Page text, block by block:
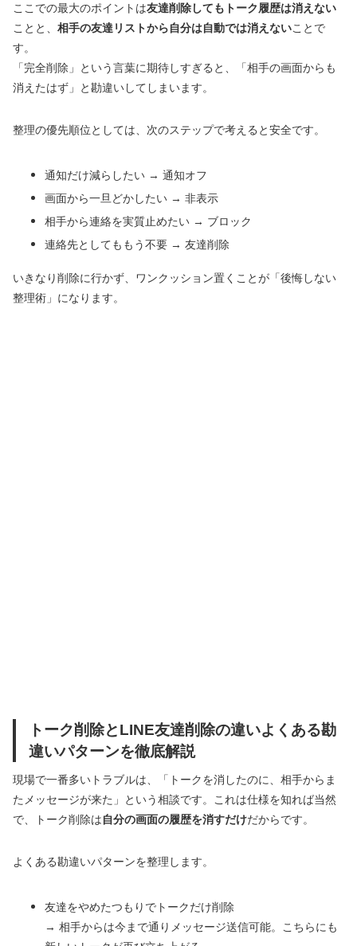
ここでの最大のポイントは友達削除してもトーク履歴は消えない
ことと、 相手の友達リストから自分は自動では消えないことで
す。
「完全削除」という言葉に期待しすぎると、「相手の画面からも
消えたはず」と勘違いしてしまいます。
整理の優先順位としては、次のステップで考えると安全です。
通知だけ減らしたい → 通知オフ
画面から一旦どかしたい → 非表示
相手から連絡を実質止めたい → ブロック
連絡先としてももう不要 → 友達削除
いきなり削除に行かず、ワンクッション置くことが「後悔しない
整理術」になります。
トーク削除とLINE友達削除の違いよくある勘
違いパターンを徹底解説
現場で一番多いトラブルは、「トークを消したのに、相手からま
たメッセージが来た」という相談です。これは仕様を知れば当然
で、トーク削除は自分の画面の履歴を消すだけだからです。
よくある勘違いパターンを整理します。
友達をやめたつもりでトークだけ削除
→ 相手からは今まで通りメッセージ送信可能。こちらにも